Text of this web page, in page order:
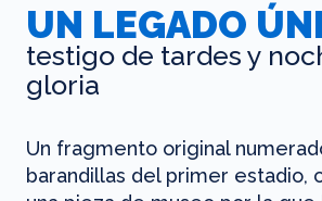
UN LEGADO
testigo de tardes y
gloria
Un fragmento original
barandillas del primer estadio,